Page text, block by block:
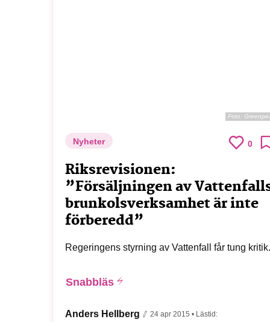
Foto:
Nyheter 0
Riksrevisionen:
”Försäljningen av
brunkolsverksamhet är inte
förberedd”
Regeringens styrning av Vattenfall får tung kritik.
Snabbläs
Anders Hellberg 24 apr 2015 • Lästid: